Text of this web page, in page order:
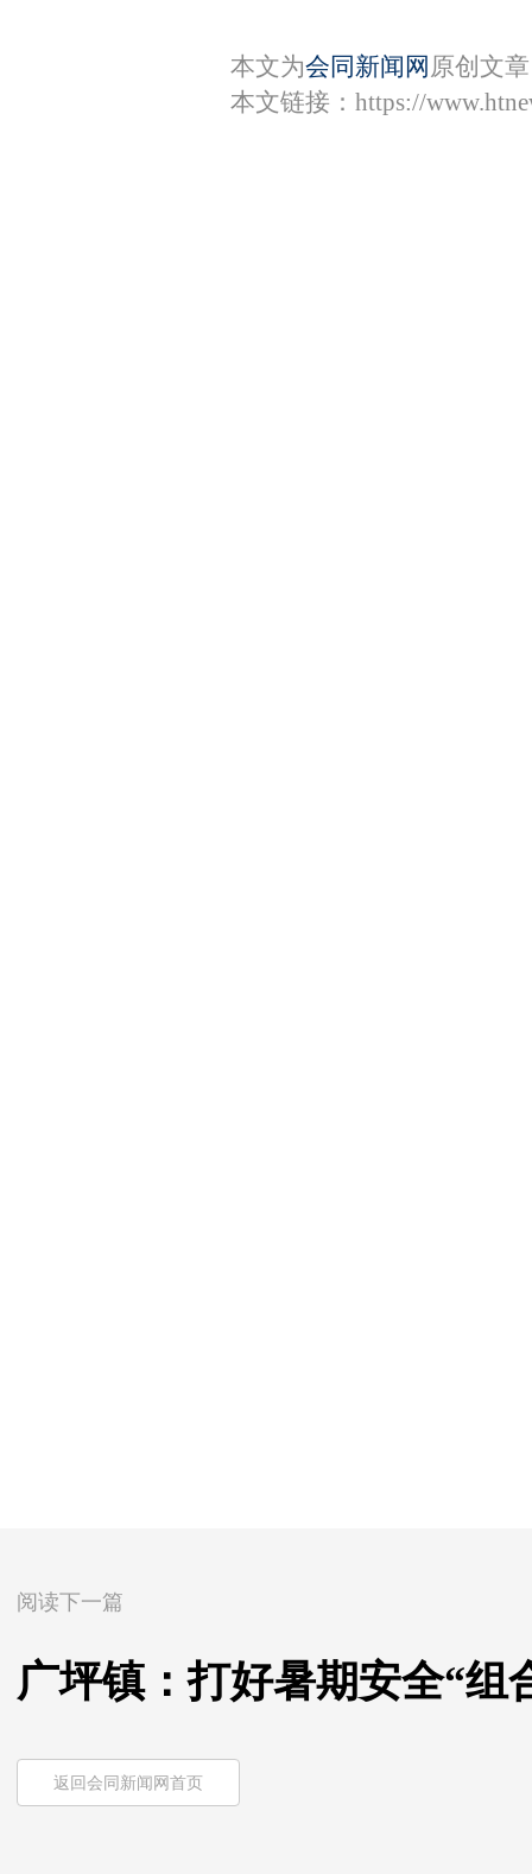
本文为会同新闻网 原创文
本文链接： https://
阅读下一篇
广坪镇：打好暑期安全“组
返回会同新闻网首页